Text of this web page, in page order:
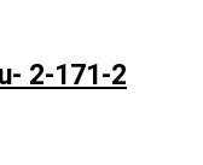
2-171-2